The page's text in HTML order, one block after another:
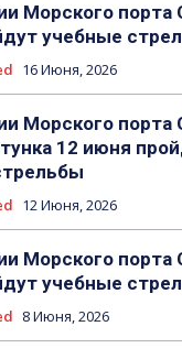
Морского порта
учебные
16 Июня, 2026
Морского порта
12 июня
12 Июня, 2026
Морского порта
учебные
8 Июня, 2026